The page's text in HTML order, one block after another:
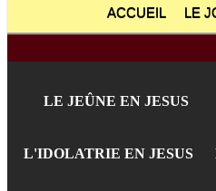
LE
ACCUEIL
LE JEÛNE EN JESUS
L'IDOLATRIE EN JESUS